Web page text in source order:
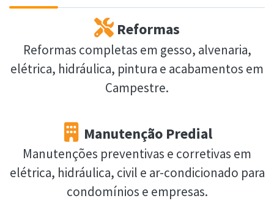
Reformas
Reformas completas em gesso, alvenaria,
elétrica, hidráulica, pintura e acabamentos em
Campestre.
Manutenção Predial
Manutenções preventivas e corretivas em
elétrica, hidráulica, civil e ar-condicionado para
condomínios e empresas.